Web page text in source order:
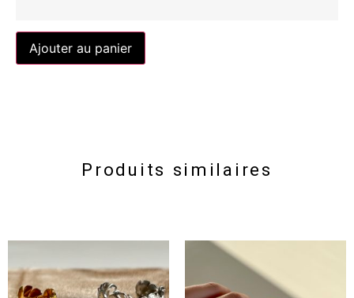
Ajouter au panier
Produits similaires